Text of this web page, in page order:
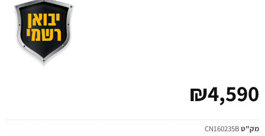
₪4,590
מק"טCN160235B